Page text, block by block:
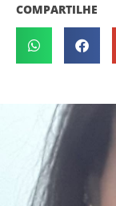
COMPARTILHE